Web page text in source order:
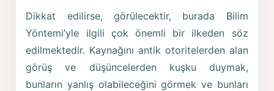
Dikkat edilirse, görülecektir, burada Bilim
Yöntemi’yle ilgili çok önemli bir ilkeden söz
edilmektedir. Kaynağını antik otoritelerden alan
görüş ve düşüncelerden kuşku duymak,
bunların yanlış olabileceğini görmek ve bunları